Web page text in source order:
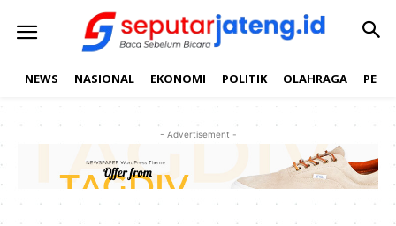
NEWS NASIONAL EKONOMI POLITIK OLAHRAGA
- Advertisement -